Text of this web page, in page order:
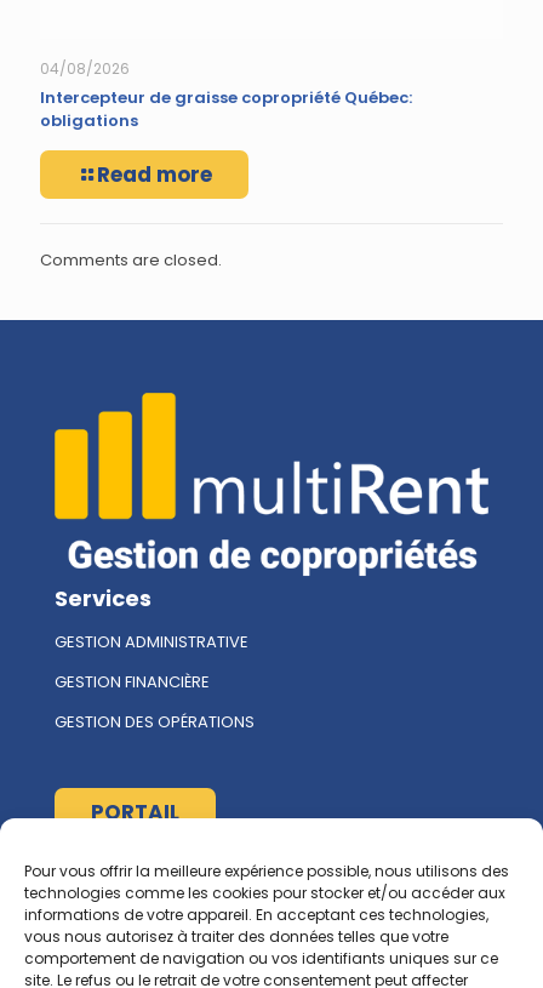
Pour vous offrir la meilleure expérience possible, nous utilisons des
technologies comme les cookies pour stocker et/ou accéder aux
informations de votre appareil. En acceptant ces technologies,
vous nous autorisez à traiter des données telles que votre
comportement de navigation ou vos identifiants uniques sur ce
site. Le refus ou le retrait de votre consentement peut affecter
04/08/2026
Intercepteur de graisse copropriété Québec:
obligations
Read more
Comments are closed.
Services
GESTION ADMINISTRATIVE
GESTION FINANCIÈRE
GESTION DES OPÉRATIONS
PORTAIL
À propos
L'ÉQUIPE MULTIRENT
NOUS CONTACTER